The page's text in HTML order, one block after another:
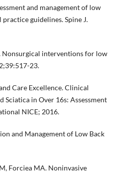
and management of low
guidelines. Spine J.
Nonsurgical interventions for low
23.
Care Excellence. Clinical
Sciatica in Over 16s: Assessment
NICE; 2016.
and Management of Low Back
Forciea MA. Noninvasive